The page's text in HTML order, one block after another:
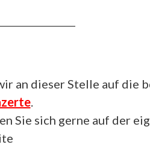
an dieser Stelle auf die
.
Sie sich gerne auf der